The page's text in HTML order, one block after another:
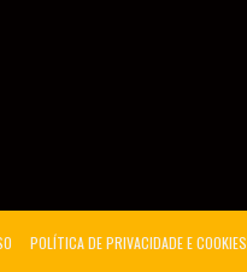
POLÍTICA DE PRIVACIDADE E COOKIES